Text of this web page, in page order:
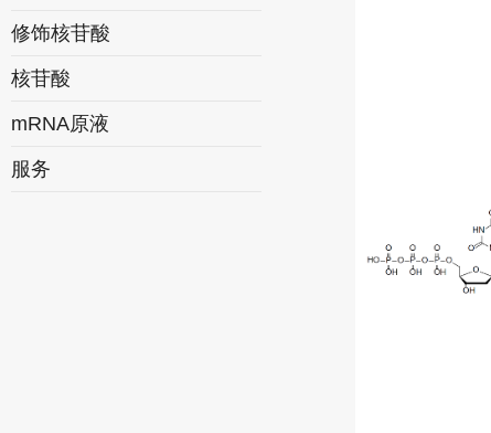
修饰核苷酸
核苷酸
mRNA原液
服务